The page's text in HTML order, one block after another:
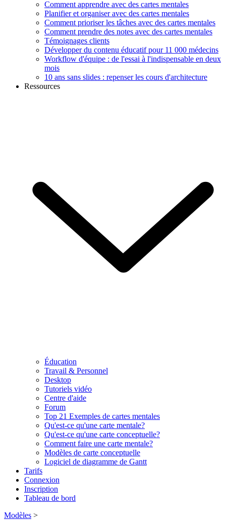
Comment apprendre avec des cartes mentales
Planifier et organiser avec des cartes mentales
Comment prioriser les tâches avec des cartes mentales
Comment prendre des notes avec des cartes mentales
Témoignages clients
Développer du contenu éducatif pour 11 000 médecins
Workflow d'équipe : de l'essai à l'indispensable en deux
mois
10 ans sans slides : repenser les cours d'architecture
Ressources
Éducation
Travail & Personnel
Desktop
Tutoriels vidéo
Centre d'aide
Forum
Top 21 Exemples de cartes mentales
Qu'est-ce qu'une carte mentale?
Qu'est-ce qu'une carte conceptuelle?
Comment faire une carte mentale?
Modèles de carte conceptuelle
Logiciel de diagramme de Gantt
Tarifs
Connexion
Inscription
Tableau de bord
Modèles >